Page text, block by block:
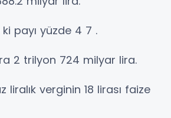
payı yüzde 4 7 .
2 trilyon 724 milyar lira.
liralık verginin 18 lirası faize